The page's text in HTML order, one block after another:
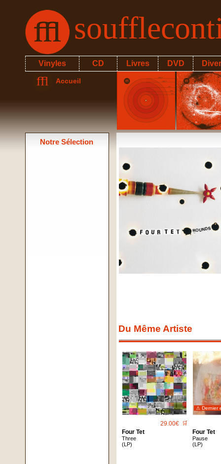
Vinyles CD Livres DVD
Accueil
Notre Sélection
Du Même Artiste
29.00€ 🛒
Four Tet
Three
(LP)
⚠ Dernier
Four Tet
Pause
(LP)